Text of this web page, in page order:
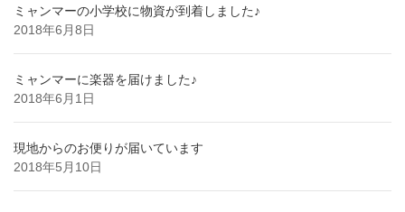
ミャンマーの小学校に物資が到着しました♪
2018年6月8日
ミャンマーに楽器を届けました♪
2018年6月1日
現地からのお便りが届いています
2018年5月10日